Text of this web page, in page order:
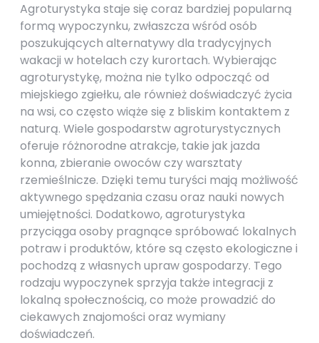
Agroturystyka staje się coraz bardziej popularną
formą wypoczynku, zwłaszcza wśród osób
poszukujących alternatywy dla tradycyjnych
wakacji w hotelach czy kurortach. Wybierając
agroturystykę, można nie tylko odpocząć od
miejskiego zgiełku, ale również doświadczyć życia
na wsi, co często wiąże się z bliskim kontaktem z
naturą. Wiele gospodarstw agroturystycznych
oferuje różnorodne atrakcje, takie jak jazda
konna, zbieranie owoców czy warsztaty
rzemieślnicze. Dzięki temu turyści mają możliwość
aktywnego spędzania czasu oraz nauki nowych
umiejętności. Dodatkowo, agroturystyka
przyciąga osoby pragnące spróbować lokalnych
potraw i produktów, które są często ekologiczne i
pochodzą z własnych upraw gospodarzy. Tego
rodzaju wypoczynek sprzyja także integracji z
lokalną społecznością, co może prowadzić do
ciekawych znajomości oraz wymiany
doświadczeń.